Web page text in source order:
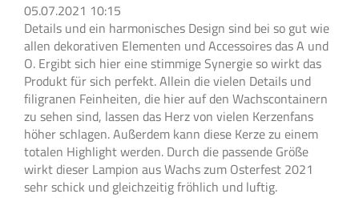
05.07.2021 10:15
Details und ein harmonisches Design sind bei so gut wie
allen dekorativen Elementen und Accessoires das A und
O. Ergibt sich hier eine stimmige Synergie so wirkt das
Produkt für sich perfekt. Allein die vielen Details und
filigranen Feinheiten, die hier auf den Wachscontainern
zu sehen sind, lassen das Herz von vielen Kerzenfans
höher schlagen. Außerdem kann diese Kerze zu einem
totalen Highlight werden. Durch die passende Größe
wirkt dieser Lampion aus Wachs zum Osterfest 2021
sehr schick und gleichzeitig fröhlich und luftig.